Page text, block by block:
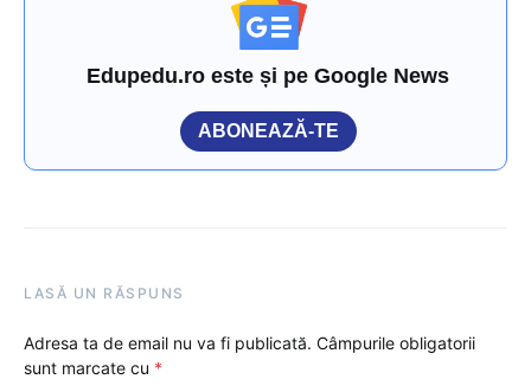
Edupedu.ro este și pe Google News
ABONEAZĂ-TE
LASĂ UN RĂSPUNS
Adresa ta de email nu va fi publicată. Câmpurile obligatorii
sunt marcate cu *